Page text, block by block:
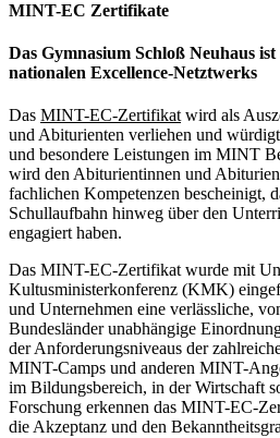
MINT-EC Zertifikate
Das Gymnasium Schloß Neuhaus
nationalen Excellence-Netztwerks
Das MINT-EC-Zertifikat wird als
und Abiturienten verliehen und
und besondere Leistungen im MINT
wird den Abiturientinnen und
fachlichen Kompetenzen bescheinigt,
Schullaufbahn hinweg über den
engagiert haben.
Das MINT-EC-Zertifikat wurde mit
Kultusministerkonferenz (KMK)
und Unternehmen eine verlässliche,
Bundesländer unabhängige
der Anforderungsniveaus der
MINT-Camps und anderen MINT-
im Bildungsbereich, in der Wirtschaft
Forschung erkennen das MINT-EC-
die Akzeptanz und den